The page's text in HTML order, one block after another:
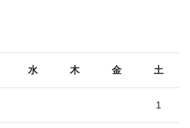
水 木 金 土
1